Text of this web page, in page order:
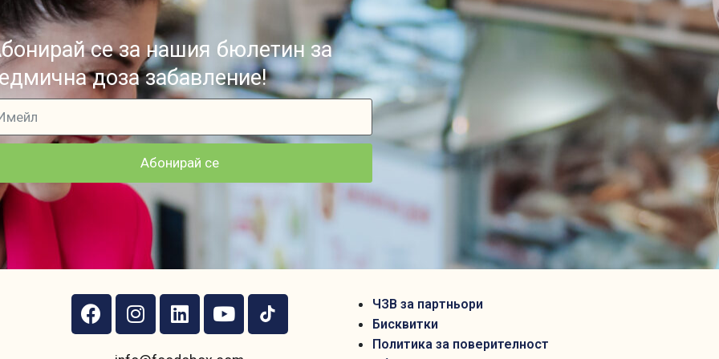
се за нашия бюлетин за
доза забавление!
Абонирай се
ЧЗВ за партньори
Бисквитки
Политика за поверителност